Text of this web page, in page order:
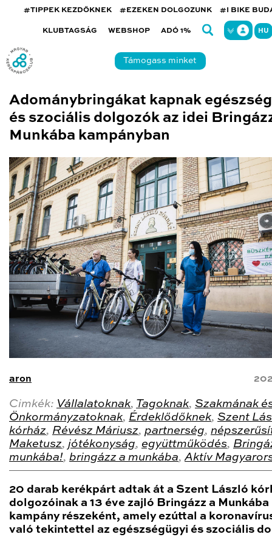
#TIPPEK KEZDŐKNEK #EZEKEN DOLGOZUNK #I BIKE
KLUBTAGSÁG WEBSHOP ADÓ 1% HU
Támogass minket
Adománybringákat kapnak
és szociális dolgozók az idei
Munkába kampányban
aron
Cimkék: Vállalatoknak, Tagoknak, Szakmának
Önkormányzatoknak, Érdeklődőknek, Szent
kórház, Révész Máriusz, partnerség,
Maketusz, jótékonyság, együttműködés,
munkába!, bringázz a munkába,Aktív
20 darab kerékpárt adtak át a Szent László
dolgozóinak a 13 éve zajló Bringázz a Munkába
kampány részeként, amely ezúttal a
való tekintettel az egészségügyi és szociális